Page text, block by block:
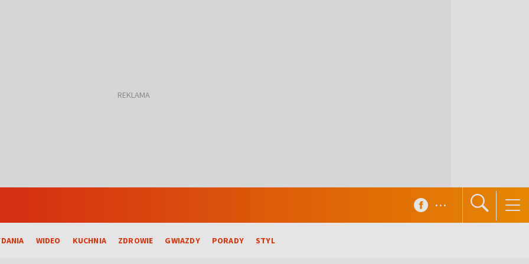
WIDEO KUCHNIA ZDROWIE GWIAZDY PORADY STYL
...